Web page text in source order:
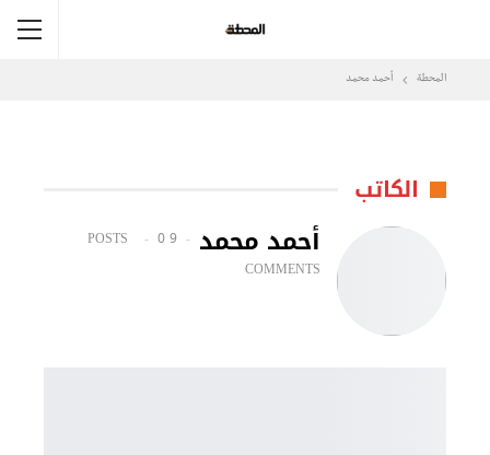
المحطة أحمد محمد
الكاتب
أحمد محمد 9 POSTS
0
COMMENTS